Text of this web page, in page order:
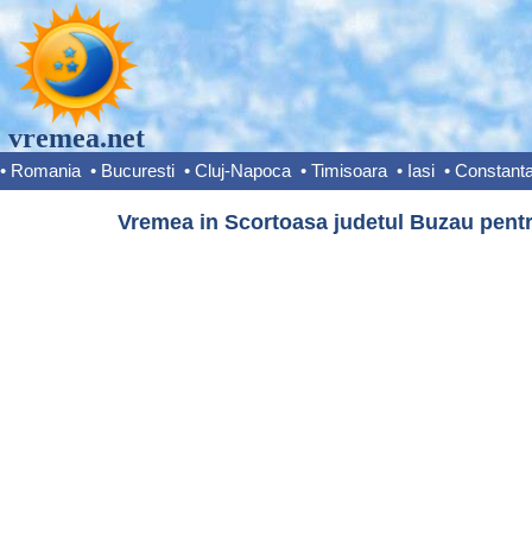
vremea.net
• Romania • Bucuresti • Cluj-Napoca • Timisoara • Iasi •
Vremea in Scortoasa judetul Buzau